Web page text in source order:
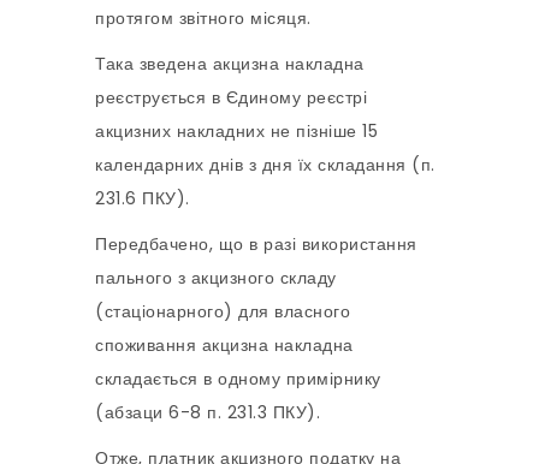
протягом звітного місяця.
Така зведена акцизна накладна
реєструється в Єдиному реєстрі
акцизних накладних не пізніше 15
календарних днів з дня їх складання (п.
231.6 ПКУ).
Передбачено, що в разі використання
пального з акцизного складу
(стаціонарного) для власного
споживання акцизна накладна
складається в одному примірнику
(абзаци 6-8 п. 231.3 ПКУ).
Отже, платник акцизного податку на